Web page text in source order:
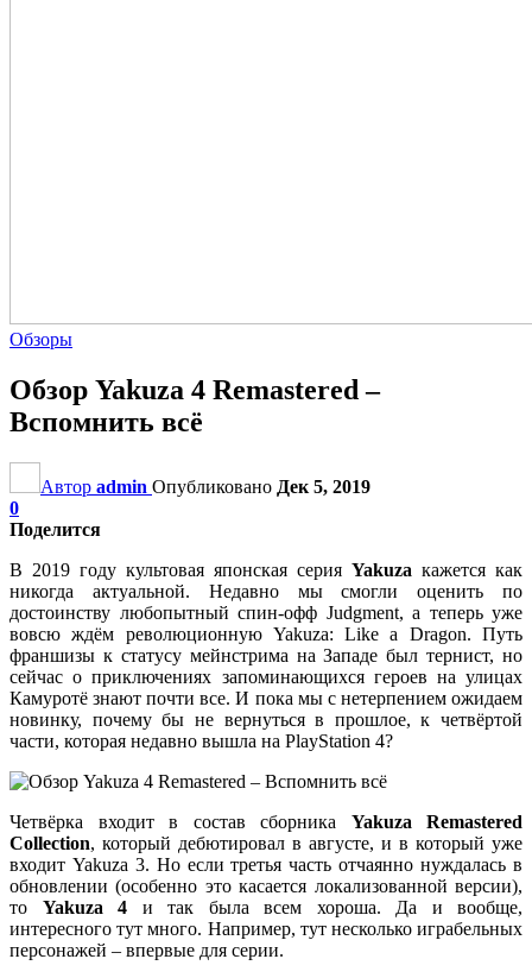
Обзоры
Обзор Yakuza 4 Remastered –
Вспомнить всё
Автор admin Опубликовано Дек 5, 2019
0
Поделится
В 2019 году культовая японская серия Yakuza кажется как
никогда актуальной. Недавно мы смогли оценить по
достоинству любопытный спин-офф Judgment, а теперь уже
вовсю ждём революционную Yakuza: Like a Dragon. Путь
франшизы к статусу мейнстрима на Западе был тернист, но
сейчас о приключениях запоминающихся героев на улицах
Камуротё знают почти все. И пока мы с нетерпением ожидаем
новинку, почему бы не вернуться в прошлое, к четвёртой
части, которая недавно вышла на PlayStation 4?
Четвёрка входит в состав сборника Yakuza Remastered
Collection, который дебютировал в августе, и в который уже
входит Yakuza 3. Но если третья часть отчаянно нуждалась в
обновлении (особенно это касается локализованной версии),
то Yakuza 4 и так была всем хороша. Да и вообще,
интересного тут много. Например, тут несколько играбельных
персонажей – впервые для серии.